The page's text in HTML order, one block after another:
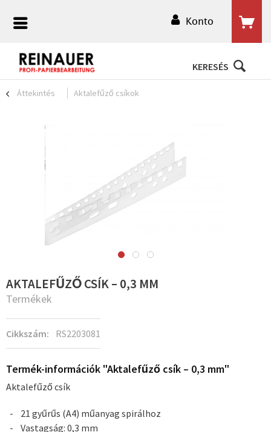
Konto
KERESÉS
Áttekintés Aktalefűző csíkok
AKTALEFŰZŐ CSÍK – 0,3 MM
Termékek
Cikkszám: RS2203081
Termék-információk "Aktalefűző csík – 0,3 mm"
Aktalefűző csík
21 gyűrűs (A4) műanyag spirálhoz
Vastagság: 0,3 mm